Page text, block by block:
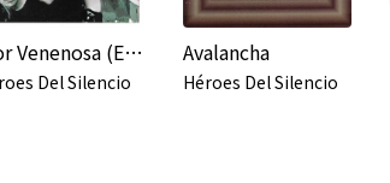
Flor Venenosa (En Directo México)
Del Silencio
Avalancha
Héroes Del Silencio